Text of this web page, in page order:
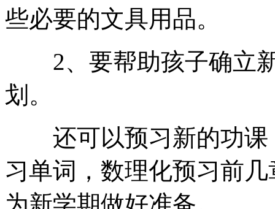
些必要的文具用品。
2、要帮助孩子确立新
划。
还可以预习新的功课
习单词，数理化预习前